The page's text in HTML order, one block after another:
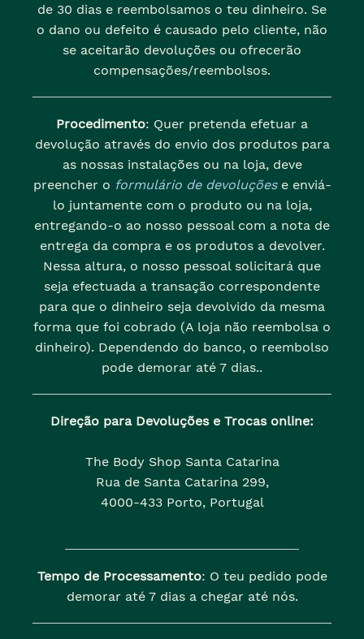
de 30 dias e reembolsamos o teu dinheiro. Se
o dano ou defeito é causado pelo cliente, não
se aceitarão devoluções ou ofrecerão
compensações/reembolsos.
Procedimento: Quer pretenda efetuar a
devolução através do envio dos produtos para
as nossas instalações ou na loja, deve
preencher o formulário de devoluçõese enviá-
lo juntamente com o produto ou na loja,
entregando-o ao nosso pessoal com a nota de
entrega da compra e os produtos a devolver.
Nessa altura, o nosso pessoal solicitará que
seja efectuada a transação correspondente
para que o dinheiro seja devolvido da mesma
forma que foi cobrado (A loja não reembolsa o
dinheiro). Dependendo do banco, o reembolso
pode demorar até 7 dias..
Direção para Devoluções e Trocas online:
The Body Shop Santa Catarina
Rua de Santa Catarina 299,
4000-433 Porto, Portugal
Tempo de Processamento: O teu pedido pode
demorar até 7 dias a chegar até nós.